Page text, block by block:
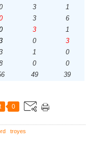
3
1
3
6
3
1
0
3
1
0
0
0
49 39
0
troyes